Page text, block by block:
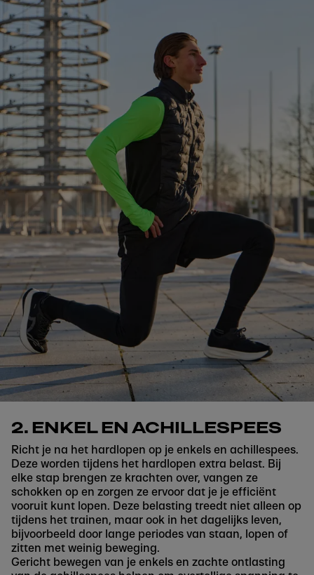
2. ENKEL EN ACHILLESPEES
Richt je na het hardlopen op je enkels en achillespees.
Deze worden tijdens het hardlopen extra belast. Bij
elke stap brengen ze krachten over, vangen ze
schokken op en zorgen ze ervoor dat je je efficiënt
vooruit kunt lopen. Deze belasting treedt niet alleen op
tijdens het trainen, maar ook in het dagelijks leven,
bijvoorbeeld door lange periodes van staan, lopen of
zitten met weinig beweging.
Gericht bewegen van je enkels en zachte ontlasting